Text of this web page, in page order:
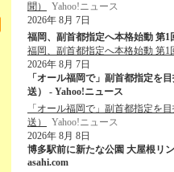
聞）
Yahoo!ニュース
2026年 8月 7日
福岡、副首都指定へ本格始動 第
福岡、副首都指定へ本格始動 第
2026年 8月 7日
「オール福岡で」副首都指定を
送） - Yahoo!ニュース
「オール福岡で」副首都指定を
送）
Yahoo!ニュース
2026年 8月 8日
博多駅前に新たな公園 大屋根リ
asahi.com